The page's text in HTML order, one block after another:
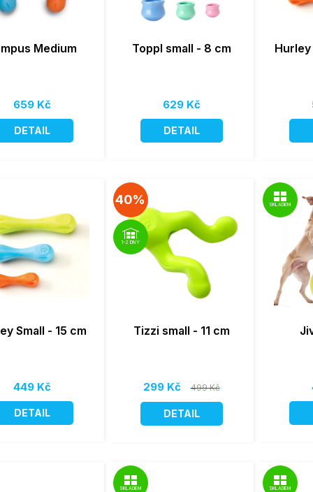
Medium
659 Kč
DETAIL
Toppl small - 8 cm
629 Kč
DETAIL
Hurley
Small - 15 cm
449 Kč
DETAIL
40%
1-2 DNY
Tizzi small - 11 cm
299 Kč 499 Kč
DETAIL
SKLADEM
SKLADEM SKLADEM